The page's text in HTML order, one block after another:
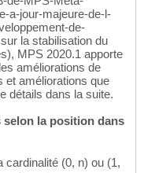
a-jour-majeure-de-l-
de-
la stabilisation du
MPS 2020.1 apporte
améliorations de
et améliorations que
détails dans la suite.
la position dans
cardinalité (0, n) ou (1,